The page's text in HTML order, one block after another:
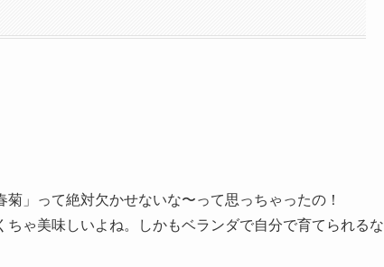
」って絶対欠かせないな〜って思っちゃったの！
ゃ美味しいよね。しかもベランダで自分で育てられるな